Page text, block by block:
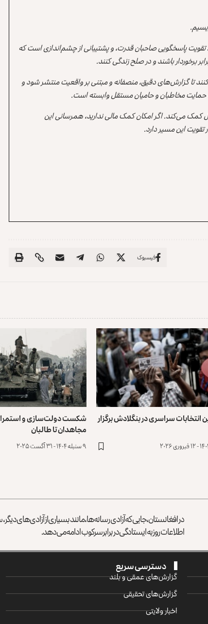
پاسخگویی صاحبان قدرت، و پشتیبانی از چشم‌اندازی است که
برخوردار باشند و در صلح زندگی کنند.
تا گزارش‌های دقیق، منصفانه و مبتنی بر واقعیت منتشر شود و
حمایت مخاطبان و حامیان مستقل وابسته است.
کمک می‌کند. اگر امکان کمک مالی ندارید، همرسانی این
این مسیر دارد.
فیسبوک
انتخابات سراسری در بنگلادش برگزار شکست دولت‌سازی و استمرار
مجاهدان تا طالبان
۹ سنبله ۱۴۰۴ - ۳۱ آگست ۲۰۲۵
در افغانستان، جایی که آزادی رسانه‌ها، مانند بسیاری از آزادی‌های
اطلاعات روز به ایستادگی در برابر سرکوب ادامه می‌دهد.
دسترسی سریع
گزارش‌‌های عمقی و بلند
گزارش‌های تحقیقی
اخبار ولایتی